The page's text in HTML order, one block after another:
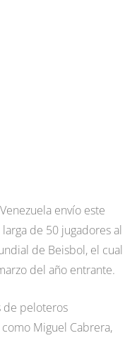
envío este
de 50 jugadores al
de Beisbol, el cual
del año entrante.
de peloteros
Miguel Cabrera,